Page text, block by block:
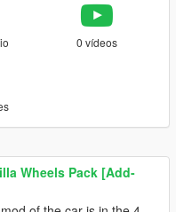
0 vídeos
Wheels Pack [Add-